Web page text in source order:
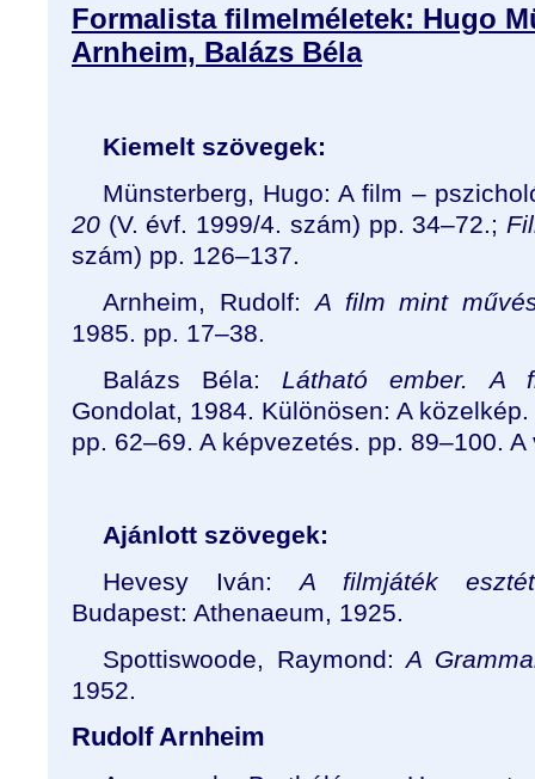
Formalista filmelméletek: Hugo
Arnheim, Balázs Béla
Kiemelt szövegek:
Münsterberg, Hugo: A film –
20 (V. évf. 1999/4. szám) pp. 34–72.;
szám) pp. 126–137.
Arnheim, Rudolf:A film mint
1985. pp. 17–38.
Balázs Béla: Látható ember. A
Gondolat, 1984. Különösen: A
pp. 62–69. A képvezetés. pp. 89–100.
Ajánlott szövegek:
Hevesy Iván:A filmjáték
Budapest: Athenaeum, 1925.
Spottiswoode, Raymond:A
1952.
Rudolf Arnheim